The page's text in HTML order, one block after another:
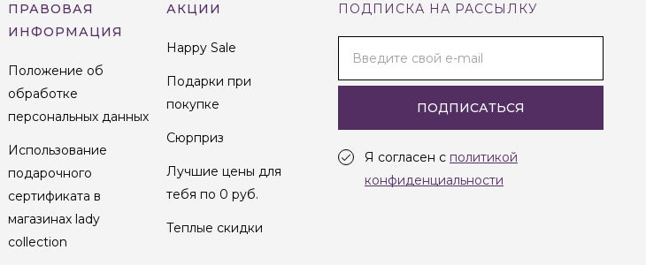
ПОДПИСКА НА РАССЫЛКУ
Введите свой e-mail
ПОДПИСАТЬСЯ
Я согласен с политикой
конфиденциальности
ПРАВОВАЯ
ИНФОРМАЦИЯ
Положение об
обработке
персональных данных
Использование
подарочного
сертификата в
магазинах lady
collection
АКЦИИ
Happy Sale
Подарки при
покупке
Сюрприз
Лучшие цены для
тебя по 0 руб.
Теплые скидки